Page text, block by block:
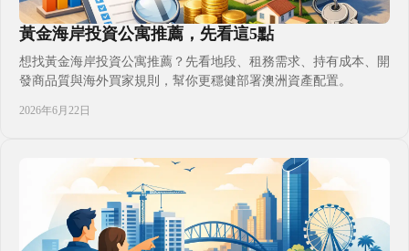
黃金海岸投資公寓推薦，先看這5點
想找黃金海岸投資公寓推薦？先看地段、租務需求、持有成本、開
發商品質與海外買家規則，幫你更穩健部署澳洲資產配置。
2026年6月22日